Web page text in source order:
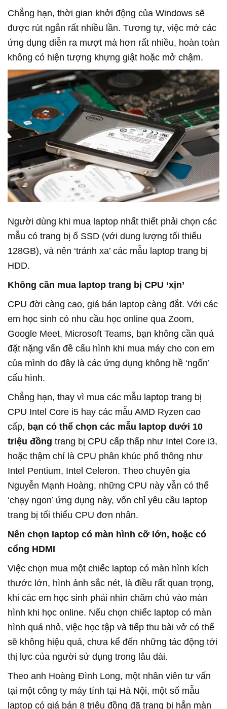
Chẳng hạn, thời gian khởi động của Windows sẽ
được rút ngắn rất nhiều lần. Tương tự, việc mở các
ứng dụng diễn ra mượt mà hơn rất nhiều, hoàn toàn
không có hiện tượng khựng giật hoặc mở chậm.
Người dùng khi mua laptop nhất thiết phải chọn các
mẫu có trang bị ổ SSD (với dung lượng tối thiểu
128GB), và nên ‘tránh xa’ các mẫu laptop trang bị
HDD.
Không cần mua laptop trang bị CPU ‘xịn’
CPU đời càng cao, giá bán laptop càng đắt. Với các
em học sinh có nhu cầu học online qua Zoom,
Google Meet, Microsoft Teams, bạn không cần quá
đặt nặng vấn đề cấu hình khi mua máy cho con em
của mình do đây là các ứng dụng không hề ‘ngốn’
cấu hình.
Chẳng hạn, thay vì mua các mẫu laptop trang bị
CPU Intel Core i5 hay các mẫu AMD Ryzen cao
cấp, bạn có thể chọn các mẫu laptop dưới 10
triệu đồng trang bị CPU cấp thấp như Intel Core i3,
hoặc thậm chí là CPU phân khúc phổ thông như
Intel Pentium, Intel Celeron. Theo chuyên gia
Nguyễn Mạnh Hoàng, những CPU này vẫn có thể
‘chạy ngon’ ứng dụng này, vốn chỉ yêu cầu laptop
trang bị tối thiểu CPU đơn nhân.
Nên chọn laptop có màn hình cỡ lớn, hoặc có
cổng HDMI
Việc chọn mua một chiếc laptop có màn hình kích
thước lớn, hình ảnh sắc nét, là điều rất quan trọng,
khi các em học sinh phải nhìn chăm chú vào màn
hình khi học online. Nếu chọn chiếc laptop có màn
hình quá nhỏ, việc học tập và tiếp thu bài vở có thể
sẽ không hiệu quả, chưa kể đến những tác động tới
thị lực của người sử dụng trong lâu dài.
Theo anh Hoàng Đình Long, một nhân viên tư vấn
tại một công ty máy tính tại Hà Nội, một số mẫu
laptop có giá bán 8 triệu đồng đã trang bị hẳn màn